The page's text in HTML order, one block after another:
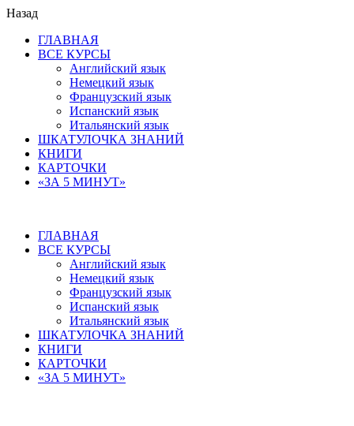
Назад
ГЛАВНАЯ
ВСЕ КУРСЫ
Английский язык
Немецкий язык
Французский язык
Испанский язык
Итальянский язык
ШКАТУЛОЧКА ЗНАНИЙ
КНИГИ
КАРТОЧКИ
«ЗА 5 МИНУТ»
ГЛАВНАЯ
ВСЕ КУРСЫ
Английский язык
Немецкий язык
Французский язык
Испанский язык
Итальянский язык
ШКАТУЛОЧКА ЗНАНИЙ
КНИГИ
КАРТОЧКИ
«ЗА 5 МИНУТ»